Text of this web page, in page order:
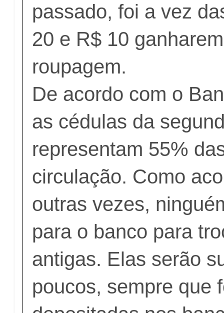
passado, foi a vez
20 e R$ 10
roupagem.
De acordo com o
as cédulas da
representam 55%
circulação. Como
outras vezes,
para o banco para
antigas. Elas serão
poucos, sempre que